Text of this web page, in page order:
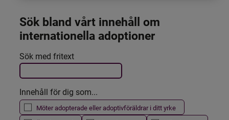
Sök bland vårt innehåll om
internationella adoptioner
Filtrera resultatet
Det här formuläret postas automatiskt
Sök med fritext
Innehåll för dig som...
Möter adopterade eller adoptivföräldrar i ditt yrke